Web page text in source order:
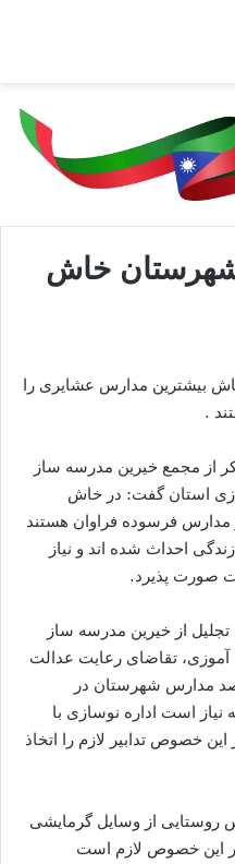
شهرستان خاش
بیشترین مدارس عشایری را
.
از مجمع خیرین مدرسه ساز
استان گفت: در خاش
مدارس فرسوده فراوان هستند
احداث شده اند و نیاز
صورت پذیرد.
از خیرین مدرسه ساز
تقاضای رعایت عدالت
اعتبارات می‌باشد و ۷۰ درصد مدارس شهرستان در
نیاز است اداره نوسازی با
خصوص تدابیر لازم را اتخاذ
روستایی از وسایل گرمایشی
این خصوص لازم است